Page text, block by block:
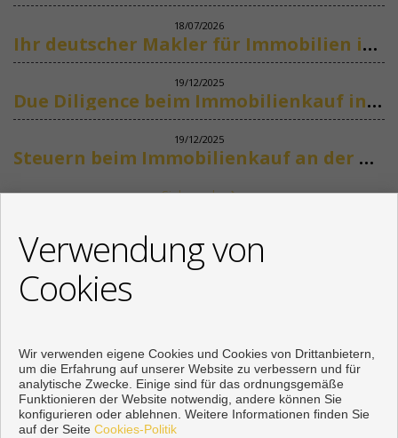
18/07/2026
Ihr deutscher Makler für Immobilien in Marbella
19/12/2025
Due Diligence beim Immobilienkauf in Spanien
19/12/2025
Steuern beim Immobilienkauf an der Costa del Sol
Siehe mehr
+34 622318266
info@mikenaumannimmobilien.com
Verwendung von
Cookies
Wir verwenden eigene Cookies und Cookies von Drittanbietern,
um die Erfahrung auf unserer Website zu verbessern und für
analytische Zwecke. Einige sind für das ordnungsgemäße
Funktionieren der Website notwendig, andere können Sie
konfigurieren oder ablehnen. Weitere Informationen finden Sie
auf der Seite Cookies-Politik